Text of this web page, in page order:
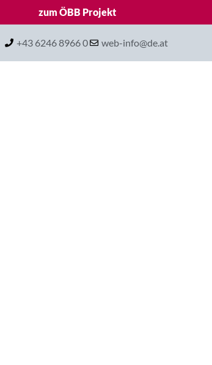
zum ÖBB Projekt
+43 6246 8966 0 web-info@de.at